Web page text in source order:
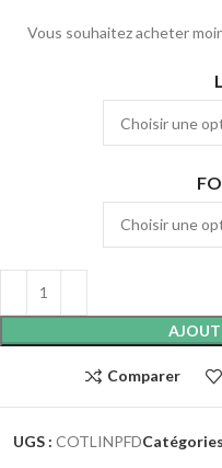
Vous souhaitez acheter
Comparer
UGS : COTLINPFD